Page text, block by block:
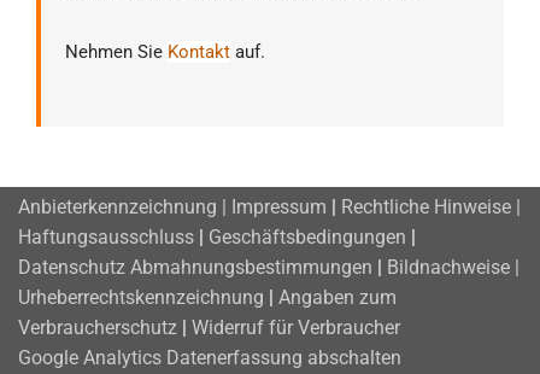
Nehmen Sie Kontakt auf.
Anbieterkennzeichnung | Impressum
Rechtliche Hinweise |
Haftungsausschluss
Geschäftsbedingungen
Datenschutz Abmahnungsbestimmungen
Bildnachweise |
Urheberrechtskennzeichnung
Angaben zum
Verbraucherschutz
Widerruf für Verbraucher
Google Analytics Datenerfassung abschalten